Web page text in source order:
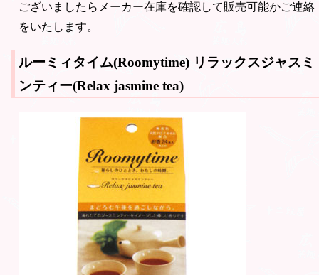
ございましたらメーカー在庫を確認して販売可能かご連絡
をいたします。
ルーミィタイム(Roomytime) リラックスジャスミ
ンティー(Relax jasmine tea)